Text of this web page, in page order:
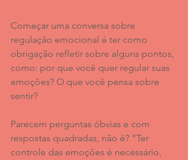
Começar uma conversa sobre
regulação emocional é ter como
obrigação refletir sobre alguns pontos,
como: por que você quer regular suas
emoções? O que você pensa sobre
sentir?
Parecem perguntas óbvias e com
respostas quadradas, não é? “Ter
controle das emoções é necessário,